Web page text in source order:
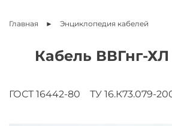
Главная Энциклопедия кабелей
Кабель ВВГнг-ХЛ
ГОСТ 16442-80 ТУ 16.К73.079-